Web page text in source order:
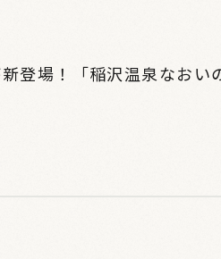
登場！「稲沢温泉なおい